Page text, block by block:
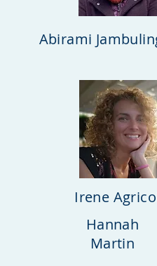
Abirami
Irene
Hannah
Martin